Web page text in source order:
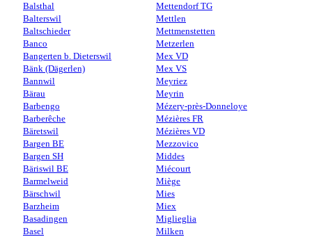
Balsthal
Balterswil
Baltschieder
Banco
Bangerten b. Dieterswil
Bänk (Dägerlen)
Bannwil
Bärau
Barbengo
Barberêche
Bäretswil
Bargen BE
Bargen SH
Bäriswil BE
Barmelweid
Bärschwil
Barzheim
Basadingen
Basel
Mettendorf TG
Mettlen
Mettmenstetten
Metzerlen
Mex VD
Mex VS
Meyriez
Meyrin
Mézery-près-Donneloye
Mézières FR
Mézières VD
Mezzovico
Middes
Miécourt
Miège
Mies
Miex
Miglieglia
Milken